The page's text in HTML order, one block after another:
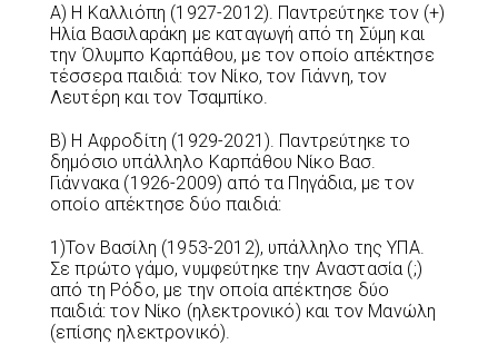
Α) Η Καλλιόπη (1927-2012). Παντρεύτηκε τον (+)
Ηλία Βασιλαράκη με καταγωγή από τη Σύμη και
την Όλυμπο Καρπάθου, με τον οποίο απέκτησε
τέσσερα παιδιά: τον Νίκο, τον Γιάννη, τον
Λευτέρη και τον Τσαμπίκο.
Β) Η Αφροδίτη (1929-2021). Παντρεύτηκε το
δημόσιο υπάλληλο Καρπάθου Νίκο Βασ.
Γιάννακα (1926-2009) από τα Πηγάδια, με τον
οποίο απέκτησε δύο παιδιά:
1)Τον Βασίλη (1953-2012), υπάλληλο της ΥΠΑ.
Σε πρώτο γάμο, νυμφεύτηκε την Αναστασία (;)
από τη Ρόδο, με την οποία απέκτησε δύο
παιδιά: τον Νίκο (ηλεκτρονικό) και τον Μανώλη
(επίσης ηλεκτρονικό).